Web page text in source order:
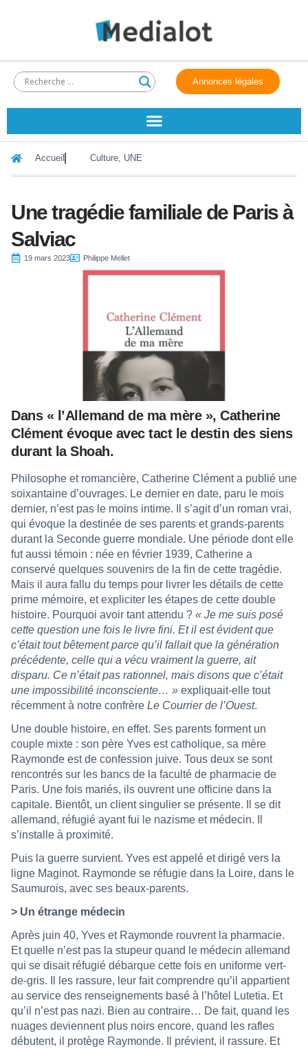
Annonces légales
Accueil Culture, UNE
Une tragédie familiale de Paris à
Salviac
19 mars 2023 Philippe Mellet
Dans « l’Allemand de ma mère », Catherine
Clément évoque avec tact le destin des siens
durant la Shoah.
Philosophe et romancière, Catherine Clément a publié une
soixantaine d’ouvrages. Le dernier en date, paru le mois
dernier, n’est pas le moins intime. Il s’agit d’un roman vrai,
qui évoque la destinée de ses parents et grands-parents
durant la Seconde guerre mondiale. Une période dont elle
fut aussi témoin : née en février 1939, Catherine a
conservé quelques souvenirs de la fin de cette tragédie.
Mais il aura fallu du temps pour livrer les détails de cette
prime mémoire, et expliciter les étapes de cette double
histoire. Pourquoi avoir tant attendu ? « Je me suis posé
cette question une fois le livre fini. Et il est évident que
c’était tout bêtement parce qu’il fallait que la génération
précédente, celle qui a vécu vraiment la guerre, ait
disparu. Ce n’était pas rationnel, mais disons que c’était
une impossibilité inconsciente… » expliquait-elle tout
récemment à notre confrère Le Courrier de l’Ouest.
Une double histoire, en effet. Ses parents forment un
couple mixte : son père Yves est catholique, sa mère
Raymonde est de confession juive. Tous deux se sont
rencontrés sur les bancs de la faculté de pharmacie de
Paris. Une fois mariés, ils ouvrent une officine dans la
capitale. Bientôt, un client singulier se présente. Il se dit
allemand, réfugié ayant fui le nazisme et médecin. Il
s’installe à proximité.
Puis la guerre survient. Yves est appelé et dirigé vers la
ligne Maginot. Raymonde se réfugie dans la Loire, dans le
Saumurois, avec ses beaux-parents.
> Un étrange médecin
Après juin 40, Yves et Raymonde rouvrent la pharmacie.
Et quelle n’est pas la stupeur quand le médecin allemand
qui se disait réfugié débarque cette fois en uniforme vert-
de-gris. Il les rassure, leur fait comprendre qu’il appartient
au service des renseignements basé à l’hôtel Lutetia. Et
qu’il n’est pas nazi. Bien au contraire… De fait, quand les
nuages deviennent plus noirs encore, quand les rafles
débutent, il protège Raymonde. Il prévient, il rassure. Et